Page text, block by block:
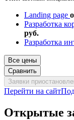
Landing page
Разработка
руб.
Разработка
Все цены
Сравнить
Заявки
Перейти на сайт
Открытые